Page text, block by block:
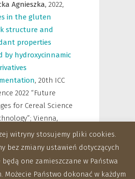
Agnieszka, 2022,
in the gluten
structure and
properties
by hydroxycinnamic
, 20th ICC
2022 “Future
for Cereal Science
Vienna,
5-7.07.2022,str. 97
Stanowska Renata,
Konrad,Nawrocka
witryny stosujemy pliki cookies.
bez zmiany ustawień dotyczących
one zamieszczane w Państwa
Możecie Państwo dokonać w każdym